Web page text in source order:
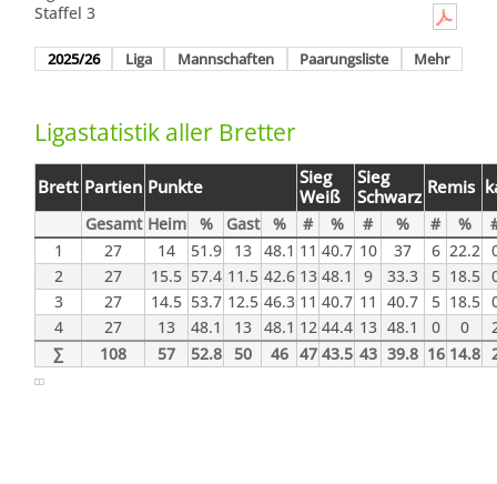
Staffel 3
2025/26 Liga Mannschaften Paarungsliste Mehr
Ligastatistik aller Bretter
Brett Partien Punkte
Sieg
Weiß
Sieg
Schwarz Remis
Gesamt Heim % Gast % # % # % # %
1
27 14 51.9 13 48.1 11 40.7 10 37 6 22.2
2
27 15.5 57.4 11.5 42.6 13 48.1 9 33.3 5 18.5
3
27 14.5 53.7 12.5 46.3 11 40.7 11 40.7 5 18.5
4
27 13 48.1 13 48.1 12 44.4 13 48.1 0 0
∑
108 57 52.8 50 46 47 43.5 43 39.8 16 14.8